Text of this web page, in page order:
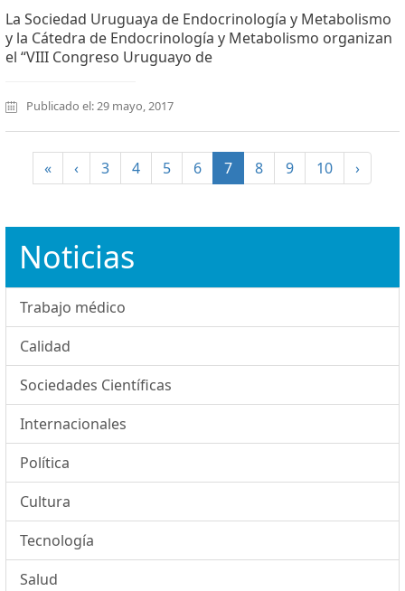
La Sociedad Uruguaya de Endocrinología y Metabolismo
y la Cátedra de Endocrinología y Metabolismo organizan
el “VIII Congreso Uruguayo de
Publicado el: 29 mayo, 2017
« ‹ 3 4 5 6 7(current)
8 9 10 ›
Noticias
Trabajo médico
Calidad
Sociedades Científicas
Internacionales
Política
Cultura
Tecnología
Salud